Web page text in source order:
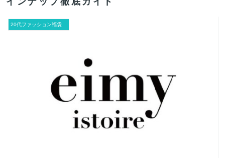
20代ファッション福袋